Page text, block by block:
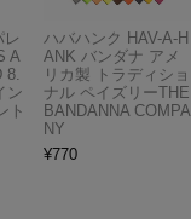
レ
A
8.
ン
ト
ハバハンク HAV-A-H
ANK バンダナ アメ
リカ製 トラディショ
ナル ペイズリーTHE
BANDANNA COMPA
NY
¥770